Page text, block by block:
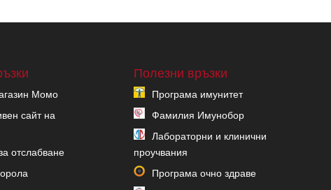
Момо
сайт на
отслабване
Полезни връзки
Програма имунитет
Фамилия Имунобор
Лабораторни и клинични
проучвания
Програма очно здраве